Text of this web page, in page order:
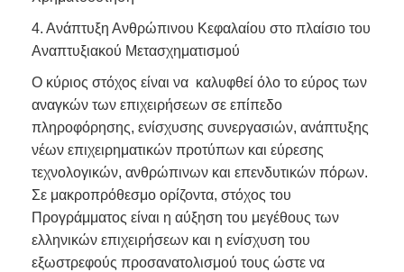
4. Ανάπτυξη Ανθρώπινου Κεφαλαίου στο πλαίσιο του
Αναπτυξιακού Μετασχηματισμού
Ο κύριος στόχος είναι να καλυφθεί όλο το εύρος των
αναγκών των επιχειρήσεων σε επίπεδο
πληροφόρησης, ενίσχυσης συνεργασιών, ανάπτυξης
νέων επιχειρηματικών προτύπων και εύρεσης
τεχνολογικών, ανθρώπινων και επενδυτικών πόρων.
Σε μακροπρόθεσμο ορίζοντα, στόχος του
Προγράμματος είναι η αύξηση του μεγέθους των
ελληνικών επιχειρήσεων και η ενίσχυση του
εξωστρεφούς προσανατολισμού τους ώστε να